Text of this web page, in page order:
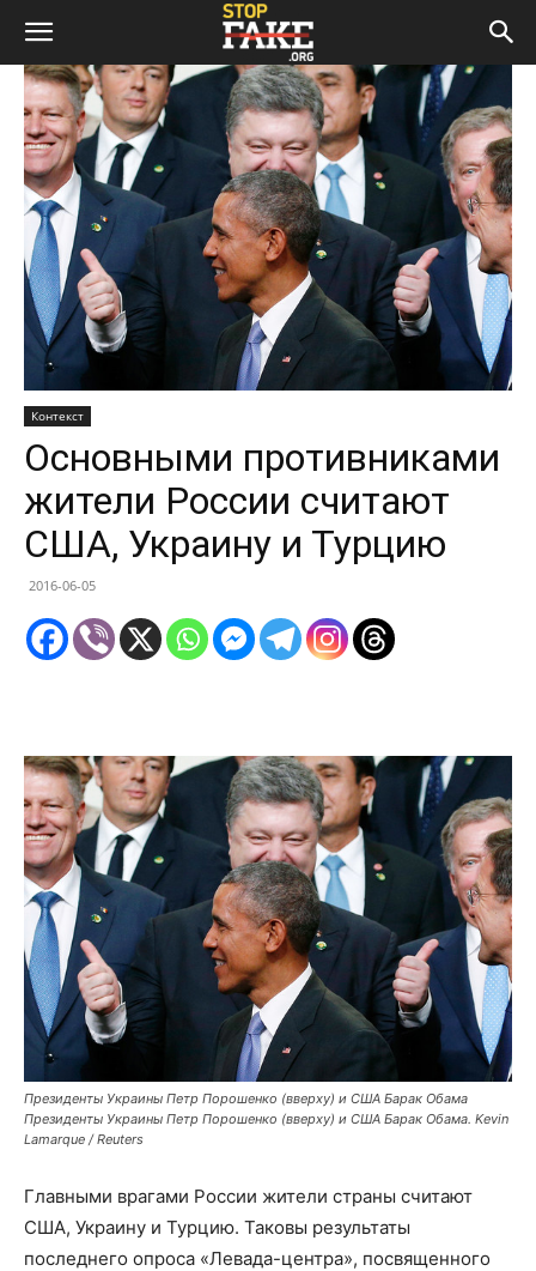
Контекст
Основными противниками
жители России считают
США, Украину и Турцию
2016-06-05
Президенты Украины Петр Порошенко (вверху) и США Барак Обама
Президенты Украины Петр Порошенко (вверху) и США Барак Обама. Kevin
Lamarque / Reuters
Главными врагами России жители страны считают
США, Украину и Турцию. Таковы результаты
последнего опроса «Левада-центра», посвященного